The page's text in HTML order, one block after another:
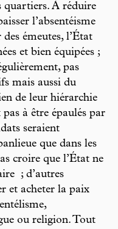
quartiers. À réduire
l’absentéisme
émeutes, l’État
et bien équipées ;
pas
mais aussi du
de leur hiérarchie
à être épaulés par
seraient
que dans les
croire que l’État ne
; d’autres
et acheter la paix
ou religion. Tout